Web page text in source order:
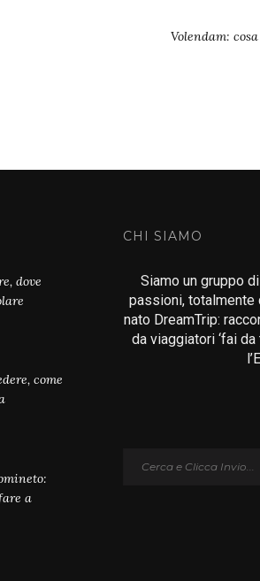
Volendam:
dove
come
a
CHI SIAMO
Siamo un gruppo
passioni, totalmente
nato DreamTrip:
da viaggiatori ‘fai da